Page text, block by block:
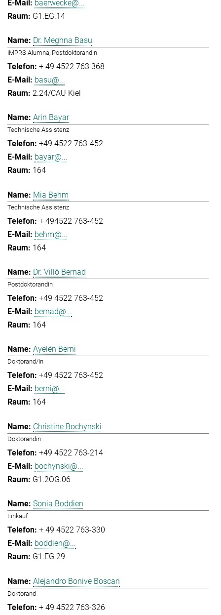
baerwecke@...
G1.EG.14
Dr. Meghna Basu
IMPRS Alumna, Postdoktorandin
+ 49 4522 763 368
basu@...
2.24/CAU Kiel
Arin Bayar
Technische Assistenz
+49 4522 763-452
bayar@...
164
Mia Behm
Technische Assistenz
+ 494522 763-452
behm@...
164
Dr. Villö Bernad
Postdoktorandin
+49 4522 763-452
bernad@...
164
Ayelén Berni
Doktorand/in
+49 4522 763-452
berni@...
164
Christine Bochynski
Doktorandin
+49 4522 763-214
bochynski@...
G1.2OG.06
Sonia Boddien
Einkauf
+ 49 4522 763-330
boddien@...
G1.EG.29
Alejandro Bonive Boscan
Doktorand
+ 49 4522 763-326